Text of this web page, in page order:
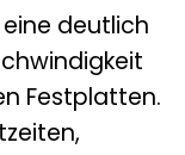
deutlich
Festplatten.